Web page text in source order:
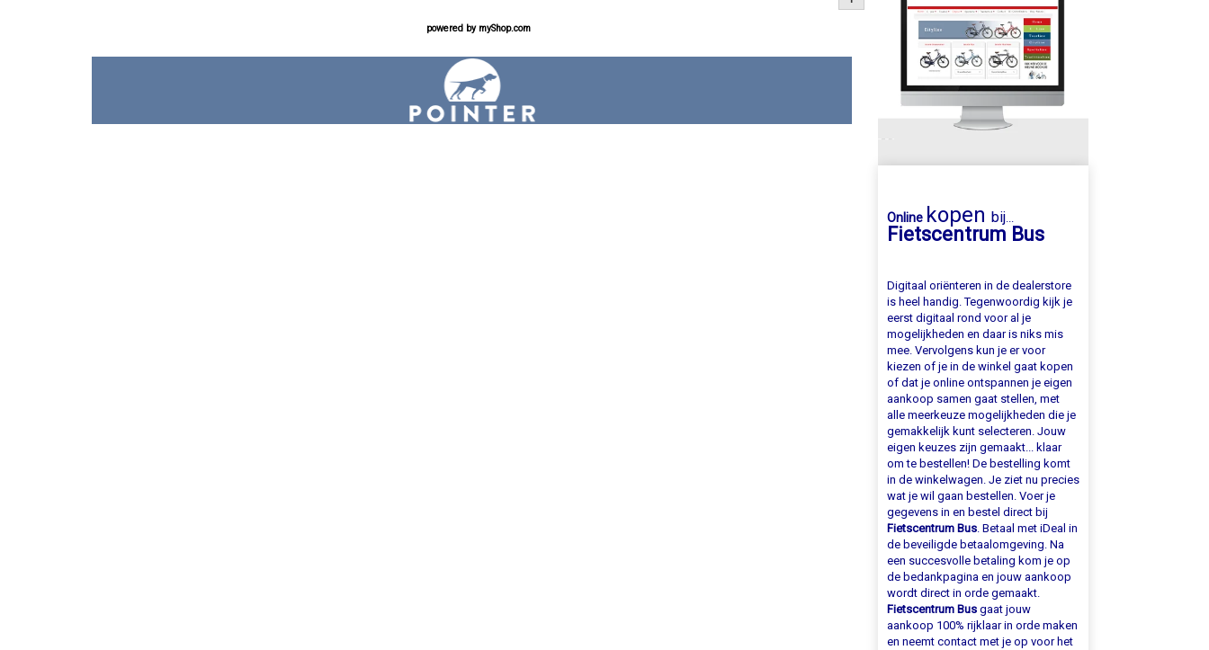
powered by myShop.com
Online kopenbij...
Fietscentrum Bus
Digitaal oriënteren in de dealerstore
is heel handig. Tegenwoordig kijk je
eerst digitaal rond voor al je
mogelijkheden en daar is niks mis
mee. Vervolgens kun je er voor
kiezen of je in de winkel gaat kopen
of dat je online ontspannen je eigen
aankoop samen gaat stellen, met
alle meerkeuze mogelijkheden die je
gemakkelijk kunt selecteren. Jouw
eigen keuzes zijn gemaakt... klaar
om te bestellen! De bestelling komt
in de winkelwagen. Je ziet nu precies
wat je wil gaan bestellen. Voer je
gegevens in en bestel direct bij
Fietscentrum Bus. Betaal met iDeal in
de beveiligde betaalomgeving. Na
een succesvolle betaling kom je op
de bedankpagina en jouw aankoop
wordt direct in orde gemaakt.
Fietscentrum Bus gaat jouw
aankoop 100% rijklaar in orde maken
en neemt contact met je op voor het